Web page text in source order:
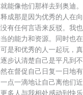
能像他们那样去到奥迪
成那是因为优秀的人在
有任何言语来反驳。我
的能力和资源。同时也
是和优秀的人一起玩，
步认清楚自己是平凡到
在督促自己日复一日地
点一滴地让自己离他们近
多人与我相处感动到快